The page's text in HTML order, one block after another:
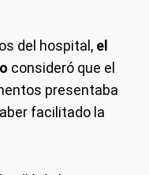
del hospital, el
consideró que el
presentaba
facilitado la